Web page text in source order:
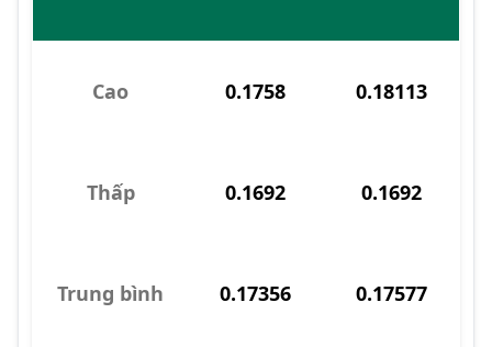
Cao 0.1758 0.18113
Thấp 0.1692 0.1692
Trung bình 0.17356 0.17577